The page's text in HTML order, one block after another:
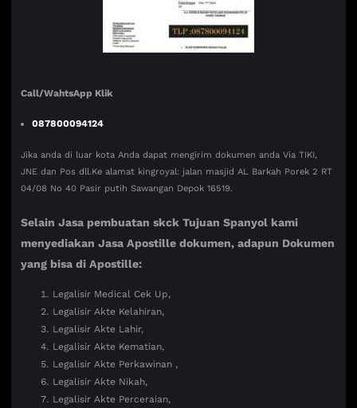
Call/WahtsApp Klik
087800094124
Jika anda di luar kota Anda dapat mengirim dokumen anda Via TIKI,
JNE dan Pos dll.Ke alamat kingroyal: jalan masjid AL Barkah Porek 2 RT
04/08 No 40 Pasir putih Sawangan Depok 16519.
Selain Jasa pembuatan skck Tujuan Spanyol kami
menyediakan Jasa Apostille dokumen, adapun Dokumen
yang bisa di Apostille:
Legalisir Medical Cek Up,
Legalisir Akte Kelahiran,
Legalisir Akte Lahir,
Legalisir Akte Kematian,
Legalisir Akte Perkawinan ,
Legalisir Akte Nikah,
Legalisir Akte Perceraian,